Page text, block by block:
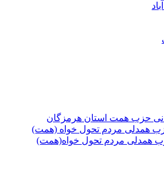
حزب همت استان هرمزگان
همدلی مردم تحول خواه (همت)
همدلی مردم تحول خواه(همت)